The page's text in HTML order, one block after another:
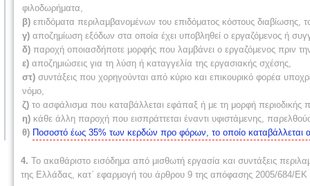
φιλοδωρήματα,
β) επιδόματα περιλαμβανομένων του επιδόματος κόστους διαβίωσης,
γ) αποζημίωση εξόδων στα οποία έχει υποβληθεί ο εργαζόμενος ή
δ) παροχή οποιασδήποτε μορφής που λαμβάνει ο εργαζόμενος πριν
ε) αποζημιώσεις για τη λύση ή καταγγελία της εργασιακής σχέσης,
στ) συντάξεις που χορηγούνται από κύριο και επικουρικό φορέα
νόμο,
ζ) το ασφάλισμα που καταβάλλεται εφάπαξ ή με τη μορφή περιοδικής
η) κάθε άλλη παροχή που εισπράττεται έναντι υφιστάμενης,
θ) Ποσοστό έως 35% των κερδών προ φόρων, το οποίο καταβάλλεται
4. Το ακαθάριστο εισόδημα από μισθωτή εργασία και συντάξεις
της Ελλάδας, κατ΄ εφαρμογή του άρθρου 9 της απόφασης 2005/684/ΕΚ